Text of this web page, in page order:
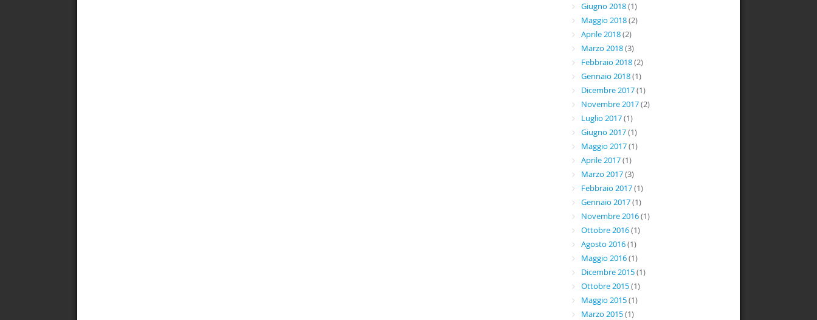
Giugno 2018(1)
Maggio 2018(2)
Aprile 2018(2)
Marzo 2018(3)
Febbraio 2018(2)
Gennaio 2018(1)
Dicembre 2017(1)
Novembre 2017(2)
Luglio 2017(1)
Giugno 2017(1)
Maggio 2017(1)
Aprile 2017(1)
Marzo 2017(3)
Febbraio 2017(1)
Gennaio 2017(1)
Novembre 2016(1)
Ottobre 2016(1)
Agosto 2016(1)
Maggio 2016(1)
Dicembre 2015(1)
Ottobre 2015(1)
Maggio 2015(1)
Marzo 2015(1)